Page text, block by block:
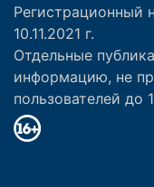
10.11.2021 г.
Отдельные
информацию, не
пользователей до